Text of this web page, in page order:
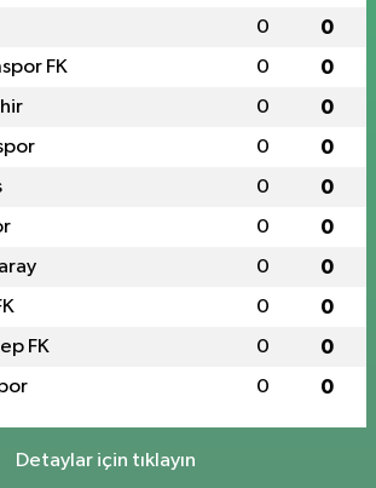
0 0
FK 0 0
0 0
0 0
0 0
0 0
0 0
0 0
FK 0 0
0 0
Detaylar için tıklayın